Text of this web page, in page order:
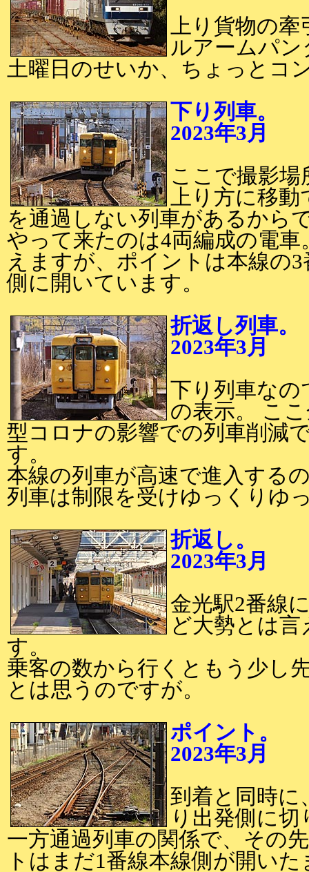
上り貨物の牽
ルアームパ
土曜日のせいか、ちょっとコ
下り列車。
2023年3月
ここで撮影
上り方に移動
を通過しない列車があるから
やって来たのは4両編成の電
えますが、ポイントは本線の
側に開いています。
折返し列車。
2023年3月
下り列車なの
の表示。 こ
型コロナの影響での列車削減
す。
本線の列車が高速で進入する
列車は制限を受けゆっくりゆ
折返し。
2023年3月
金光駅2番線
ど大勢とは
す。
乗客の数から行くともう少し
とは思うのですが。
ポイント。
2023年3月
到着と同時に
り出発側に
一方通過列車の関係で、その
トはまだ1番線本線側が開い